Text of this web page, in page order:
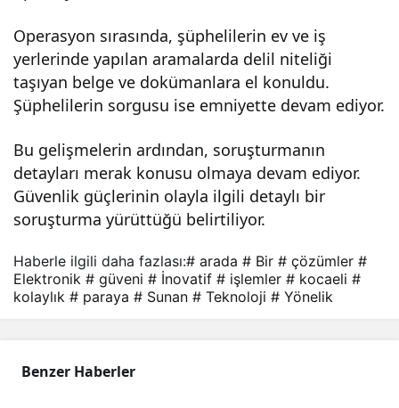
Operasyon sırasında, şüphelilerin ev ve iş
yerlerinde yapılan aramalarda delil niteliği
taşıyan belge ve dokümanlara el konuldu.
Şüphelilerin sorgusu ise emniyette devam ediyor.
Bu gelişmelerin ardından, soruşturmanın
detayları merak konusu olmaya devam ediyor.
Güvenlik güçlerinin olayla ilgili detaylı bir
soruşturma yürüttüğü belirtiliyor.
er
Haberle ilgili daha fazlası:# arada # Bir # çözümler #
Elektronik # güveni # İnovatif # işlemler # kocaeli #
kolaylık # paraya # Sunan # Teknoloji # Yönelik
Benzer Haberler